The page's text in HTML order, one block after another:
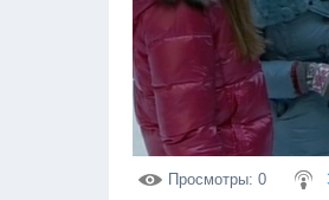
Просмотры: 0